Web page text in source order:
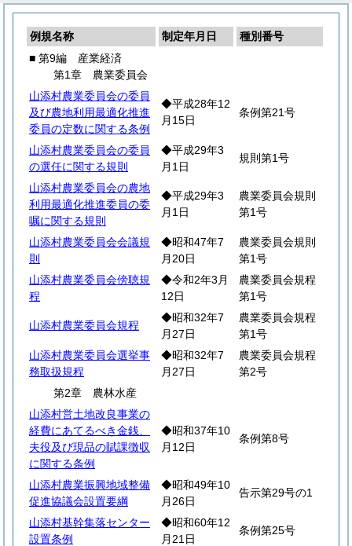
例規名称 制定年月日
種別番号
■ 第9編 産業経済
第1章 農業委員会
山添村農業委員会の委員
及び農地利用最適化推進
委員の定数に関する条例
◆平成28年12
月15日
条例第21号
山添村農業委員会の委員
の選任に関する規則
◆平成29年3
月1日
規則第1号
山添村農業委員会の農地
利用最適化推進委員の委
嘱に関する規則
◆平成29年3
月1日
農業委員会規則
第1号
山添村農業委員会会議規
則
◆昭和47年7
月20日
農業委員会規則
第1号
山添村農業委員会傍聴規
程
◆令和2年3月
12日
農業委員会規程
第1号
山添村農業委員会規程
◆昭和32年7
月27日
農業委員会規程
第1号
山添村農業委員会選挙事
務取扱規程
◆昭和32年7
月27日
農業委員会規程
第2号
第2章 農林水産
山添村営土地改良事業の
経費にあてるべき金銭、
夫役及び現品の賦課徴収
に関する条例
◆昭和37年10
月12日
条例第8号
山添村農業振興地域整備
促進協議会設置要綱
◆昭和49年10
月26日
告示第29号の1
山添村基幹集落センター
設置条例
◆昭和60年12
月21日
条例第25号